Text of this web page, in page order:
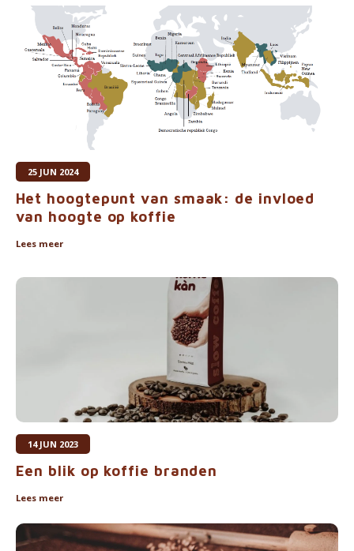
Waterkokers
Chocolade, granola en Drankpoeders
Koffie Kàn merch
Gin
Ontbijt en Lunch
Outdoor accessoires
Happy stuff
25 JUN 2024
Het hoogtepunt van smaak: de invloed
van hoogte op koffie
Lees meer
14 JUN 2023
Een blik op koffie branden
Lees meer